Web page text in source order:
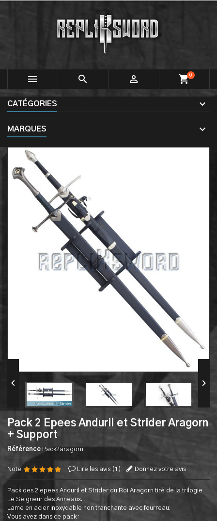
   shopping_cart0
CATÉGORIES
MARQUES
 
Pack 2 Epees Anduril et Strider Aragorn
+ Support
Référence Pack2aragorn
Note Lire les avis ( 1 ) Donnez votre avis
Pack des 2 epees Anduril et Strider du Roi Aragorn tiré de la trilogie
Le Seigneur des Anneaux.
Lame en acier inoxydable non tranchante avec fourreau.
Vous avez dans ce pack :